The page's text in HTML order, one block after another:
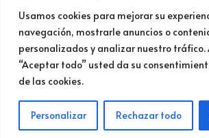
Usamos cookies para mejorar su
navegación, mostrarle anuncios o
personalizados y analizar nuestro tráfico.
“Aceptar todo” usted da su
de las cookies.
Personalizar Rechazar todo
reserved. Aviso legal, política de
cookies .